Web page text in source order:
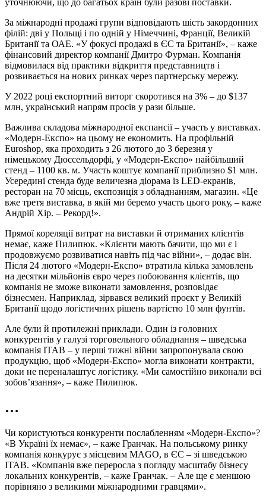
уточнюючи, що до багатьох країн були разові поставки.
За міжнародні продажі групи відповідають шість закордонних
філій: дві у Польщі і по одній у Німеччині, Франції, Великій
Британії та ОАЕ. «У фокусі продажі в ЄС та Британії», – каже
фінансовий директор компанії Дмитро Фурман. Компанія
відмовилася від практики відкриття представництв і
розвивається на нових ринках через партнерську мережу.
У 2022 році експортний виторг скоротився на 3% – до $137
млн, український напрям просів у рази більше.
Важлива складова міжнародної експансії – участь у виставках.
«Модерн‑Експо» на цьому не економить. На профільній
Euroshop, яка проходить з 26 лютого до 3 березня у
німецькому Дюссельдорфі, у «Модерн‑Експо» найбільший
стенд – 1100 кв. м. Участь коштує компанії приблизно $1 млн.
Усередині стенда буде величезна діорама із LED-екранів,
ресторан на 70 місць, експозиція з обладнанням, магазин. «Це
вже третя виставка, в якій ми беремо участь цього року, – каже
Андрій Хір. – Рекорд!».
Прямої кореляції витрат на виставки й отриманих клієнтів
немає, каже Пилипюк. «Клієнти мають бачити, що ми є і
продовжуємо розвиватися навіть під час війни», – додає він.
Після 24 лютого «Модерн‑Експо» втратила кілька замовлень
на десятки мільйонів євро через побоювання клієнтів, що
компанія не зможе виконати замовлення, розповідає
бізнесмен. Наприклад, зірвався великий проєкт у Великій
Британії щодо логістичних рішень вартістю 10 млн фунтів.
Але були й протилежні приклади. Один із головних
конкурентів у галузі торговельного обладнання – шведська
компанія ITAB – у перші тижні війни запропонувала свою
продукцію, щоб «Модерн‑Експо» могла виконати контракти,
доки не переналаштує логістику. «Ми самостійно виконали всі
зобовʼязання», – каже Пилипюк.
…
Чи користуються конкуренти послабленням «Модерн‑Експо»?
«В Україні їх немає», – каже Гранчак. На польському ринку
компанія конкурує з місцевим MAGO, в ЄС – зі шведською
ITAB. «Компанія вже переросла з погляду масштабу бізнесу
локальних конкурентів, – каже Гранчак. – Але ще є меншою
порівняно з великими міжнародними гравцями».